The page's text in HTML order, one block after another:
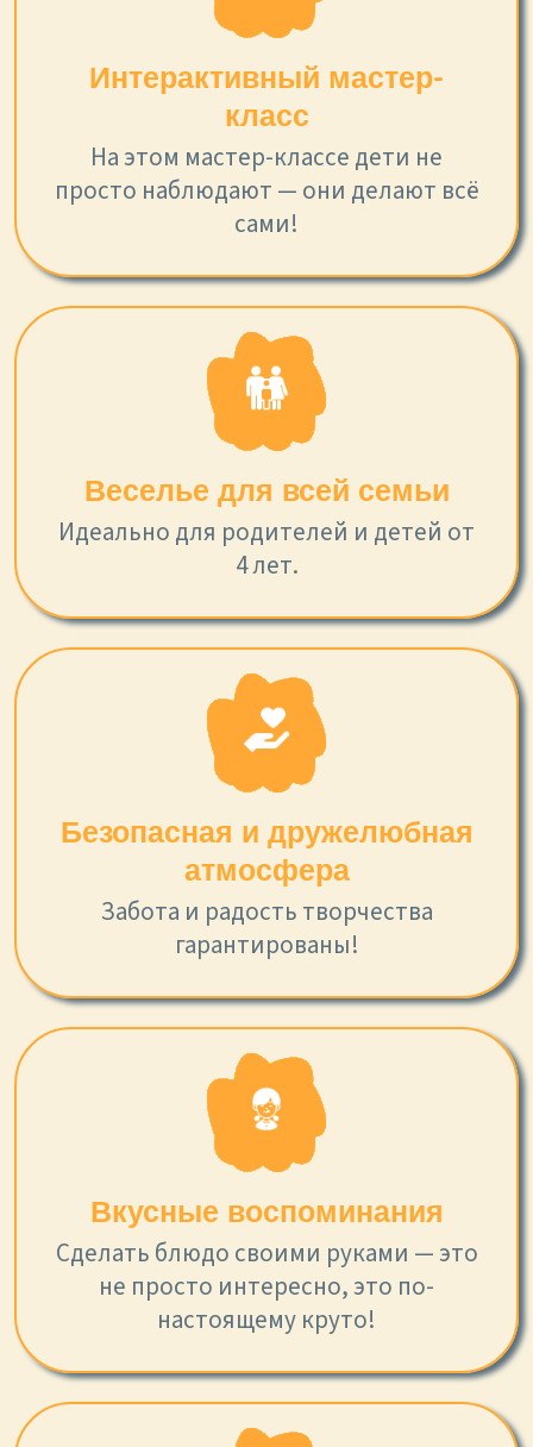
Интерактивный мастер-
класс
На этом мастер-классе дети не
просто наблюдают — они делают всё
сами!
Веселье для всей семьи
Идеально для родителей и детей от
4 лет.
Безопасная и дружелюбная
атмосфера
Забота и радость творчества
гарантированы!
Вкусные воспоминания
Сделать блюдо своими руками — это
не просто интересно, это по-
настоящему круто!